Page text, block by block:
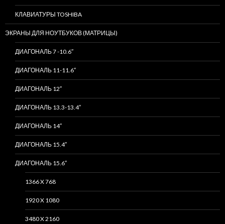
КЛАВИАТУРЫ TOSHIBA
ЭКРАНЫ ДЛЯ НОУТБУКОВ (МАТРИЦЫ)
ДИАГОНАЛЬ 7 -10.6″
ДИАГОНАЛЬ 11-11.6″
ДИАГОНАЛЬ 12″
ДИАГОНАЛЬ 13.3-13.4″
ДИАГОНАЛЬ 14″
ДИАГОНАЛЬ 15.4″
ДИАГОНАЛЬ 15.6″
1366 X 768
1920 X 1080
3480 X 2160